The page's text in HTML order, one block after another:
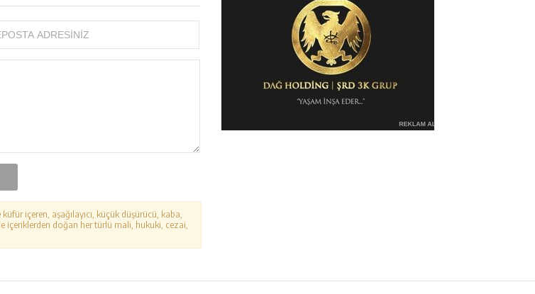
içeren, aşağılayıcı, küçük düşürücü, kaba,
içeriklerden doğan her türlü mali, hukuki, cezai,